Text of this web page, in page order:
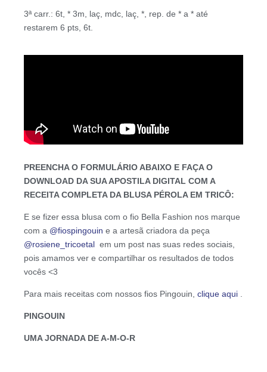
3ª carr.: 6t, * 3m, laç, mdc, laç, *, rep. de * a * até
restarem 6 pts, 6t.
PREENCHA O FORMULÁRIO ABAIXO E FAÇA O
DOWNLOAD DA SUA APOSTILA DIGITAL COM A
RECEITA COMPLETA DA BLUSA PÉROLA EM TRICÔ:
E se fizer essa blusa com o fio Bella Fashion nos marque
com a @fiospingouin e a artesã criadora da peça
@rosiene_tricoetal em um post nas suas redes sociais,
pois amamos ver e compartilhar os resultados de todos
vocês <3
Para mais receitas com nossos fios Pingouin, clique aqui
PINGOUIN
UMA JORNADA DE A-M-O-R